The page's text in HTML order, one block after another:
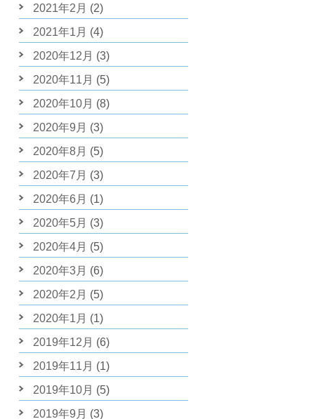
2021年2月 (2)
2021年1月 (4)
2020年12月 (3)
2020年11月 (5)
2020年10月 (8)
2020年9月 (3)
2020年8月 (5)
2020年7月 (3)
2020年6月 (1)
2020年5月 (3)
2020年4月 (5)
2020年3月 (6)
2020年2月 (5)
2020年1月 (1)
2019年12月 (6)
2019年11月 (1)
2019年10月 (5)
2019年9月 (3)